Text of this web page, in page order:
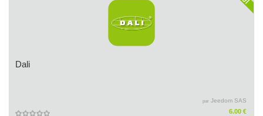
Dali
par Jeedom SAS
6.00 €